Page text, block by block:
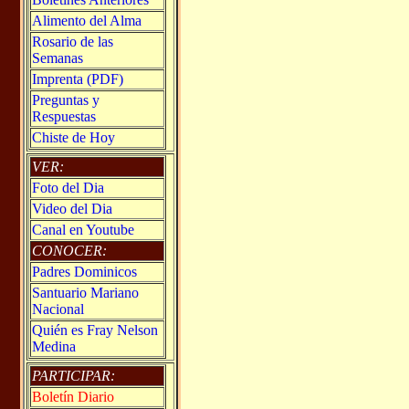
Alimento del Alma
Rosario de las
Semanas
Imprenta (PDF)
Preguntas y
Respuestas
Chiste de Hoy
VER:
Foto del Dia
Video del Dia
Canal en Youtube
CONOCER:
Padres Dominicos
Santuario Mariano
Nacional
Quién es Fray Nelson
Medina
PARTICIPAR:
Boletín Diario